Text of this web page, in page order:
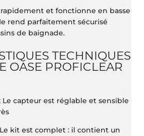
rapidement et fonctionne en basse
rend parfaitement sécurisé
de baignade.
TECHNIQUES
OASE PROFICLEAR
Le capteur est réglable et sensible
Le kit est complet : il contient un